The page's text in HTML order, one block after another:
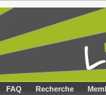
FAQ Recherche